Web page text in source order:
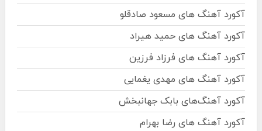
آکورد آهنگ های مسعود صادقلو
آکورد آهنگ های حمید هیراد
آکورد آهنگ های فرزاد فرزین
آکورد آهنگ های مهدی یغمایی
آکورد آهنگ‌های بابک جهانبخش
آکورد آهنگ های رضا بهرام